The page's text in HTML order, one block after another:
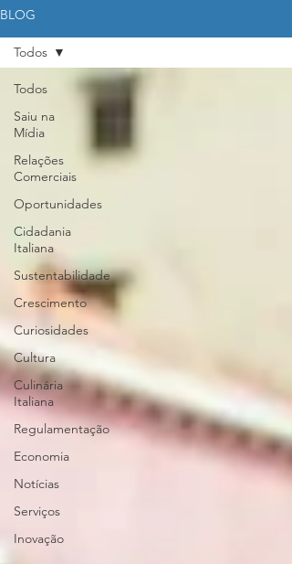
BLOG
Todos
Saiu na
Mídia
Relações
Comerciais
Oportunidades
Cidadania
Italiana
Sustentabilidade
Crescimento
Curiosidades
Cultura
Culinária
Italiana
Regulamentação
Economia
Notícias
Serviços
Inovação
Todos